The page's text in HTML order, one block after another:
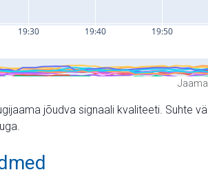
jõudva signaali kvaliteeti. Suhte